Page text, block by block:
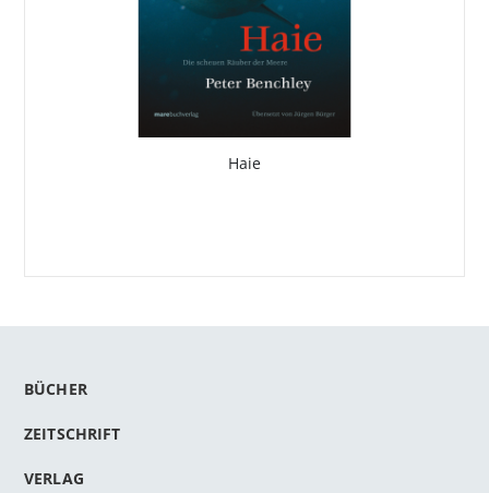
Haie
BÜCHER
ZEITSCHRIFT
VERLAG